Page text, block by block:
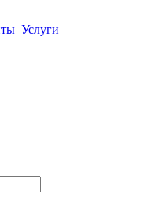
Услуги